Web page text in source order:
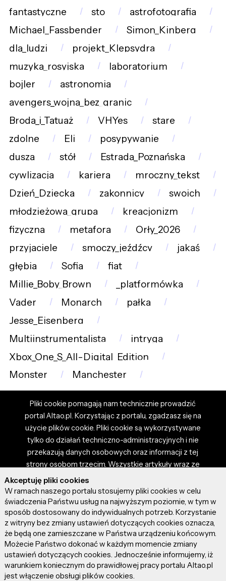
fantastyczne
sto
astrofotografia
Michael_Fassbender
Simon_Kinberg
dla_ludzi
projekt_Klepsydra
muzyka_rosyjska
laboratorium
bojler
astronomia
avengers_wojna_bez_granic
Broda_i_Tatuaż
VHYes
stare
zdolne
Eli
posypywanie
dusza
stół
Estrada_Poznańska
cywlizacja
kariera
mroczny_tekst
Dzień_Dziecka
zakonnicy
swoich
młodzieżowa_grupa
kreacjonizm
fizyczna
metafora
Orły_2026
przyjaciele
smoczy_jeźdźcy
jakaś
głębia
Sofia
fiat
Millie_Boby_Brown
_platformówka
Vader
Monarch
pałka
Jesse_Eisenberg
Multiinstrumentalista
intryga
Xbox_One_S_All-Digital_Edition
Monster
Manchester
Pliki cookie pomagają nam technicznie prowadzić
portal Altao.pl. Korzystając z portalu, zgadzasz się na
użycie plików cookie. Pliki cookie są wykorzystywane
tylko do działań techniczno-administracyjnych i nie
przekazują danych osobowych oraz informacji z tej
strony osobom trzecim. Wszystkie artykuły wraz ze
zdjęciami i materiałami dostępnymi na portalu są
własnością użytkowników. Administrator i właściciel
portalu nie ponosi odpowiedzialności za tresci
prezentowane przez autorów artykułów. Dodając
artykuł, zgadzasz się z regulaminem portalu oraz
ponosisz odpowiedzialność za wszystkie materiały
umieszczone przez Ciebie na stronie altao.pl.
Szczegóły dostępne w regulaminie portalu.
Akceptuję pliki cookies
W ramach naszego portalu stosujemy pliki cookies w celu
świadczenia Państwu usług na najwyższym poziomie, w tym w
sposób dostosowany do indywidualnych potrzeb. Korzystanie
z witryny bez zmiany ustawień dotyczących cookies oznacza,
że będą one zamieszczane w Państwa urządzeniu końcowym.
Możecie Państwo dokonać w każdym momencie zmiany
ustawień dotyczących cookies. Jednocześnie informujemy, iż
warunkiem koniecznym do prawidłowej pracy portalu Altao.pl
jest włączenie obsługi plików cookies.